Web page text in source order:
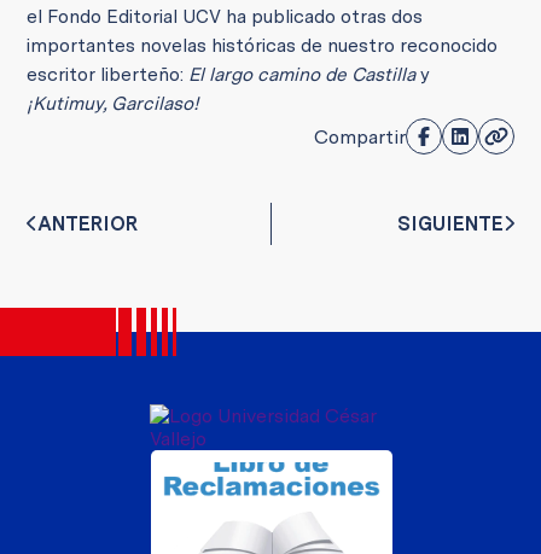
el Fondo Editorial UCV ha publicado otras dos
importantes novelas históricas de nuestro reconocido
escritor liberteño: El largo camino de Castillay
¡Kutimuy, Garcilaso!
Compartir
ANTERIOR SIGUIENTE